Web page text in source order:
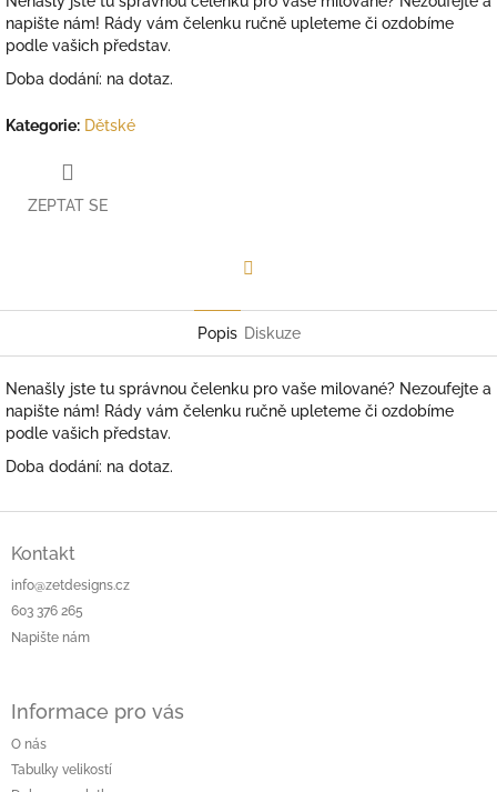
napište nám! Rády vám čelenku ručně upleteme či ozdobíme
podle vašich představ.
Doba dodání: na dotaz.
Kategorie: Dětské
ZEPTAT SE
Popis Diskuze
Nenašly jste tu správnou čelenku pro vaše milované? Nezoufejte a
napište nám! Rády vám čelenku ručně upleteme či ozdobíme
podle vašich představ.
Doba dodání: na dotaz.
Kontakt
info@zetdesigns.cz
603 376 265
Napište nám
Informace pro vás
O nás
Tabulky velikostí